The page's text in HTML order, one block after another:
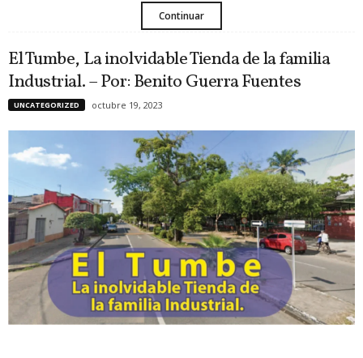
Continuar
El Tumbe, La inolvidable Tienda de la familia
Industrial. – Por: Benito Guerra Fuentes
UNCATEGORIZED octubre 19, 2023